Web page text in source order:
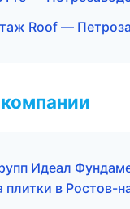
Roof —
Идеал
плитки в Ростов-